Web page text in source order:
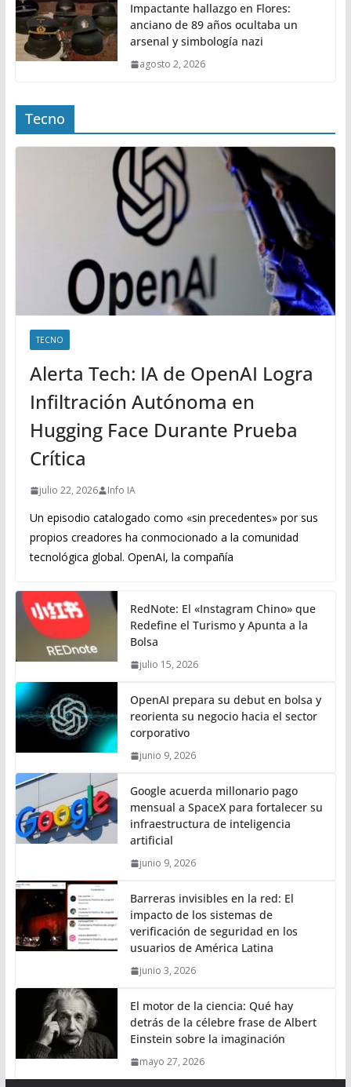
Impactante hallazgo en Flores:
anciano de 89 años ocultaba un
arsenal y simbología nazi
agosto 2, 2026
Tecno
TECNO
Alerta Tech: IA de OpenAI Logra
Infiltración Autónoma en
Hugging Face Durante Prueba
Crítica
julio 22, 2026 Info IA
Un episodio catalogado como «sin precedentes» por sus
propios creadores ha conmocionado a la comunidad
tecnológica global. OpenAI, la compañía
RedNote: El «Instagram Chino» que
Redefine el Turismo y Apunta a la
Bolsa
julio 15, 2026
OpenAI prepara su debut en bolsa y
reorienta su negocio hacia el sector
corporativo
junio 9, 2026
Google acuerda millonario pago
mensual a SpaceX para fortalecer su
infraestructura de inteligencia
artificial
junio 9, 2026
Barreras invisibles en la red: El
impacto de los sistemas de
verificación de seguridad en los
usuarios de América Latina
junio 3, 2026
El motor de la ciencia: Qué hay
detrás de la célebre frase de Albert
Einstein sobre la imaginación
mayo 27, 2026